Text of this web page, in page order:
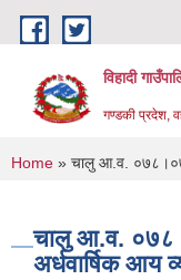
Skip to main content
विहादी
गण्डकी प्रदेश,
You are
Home » चालु आ.व.
चालु आ.व.
अर्धवार्षिक आय